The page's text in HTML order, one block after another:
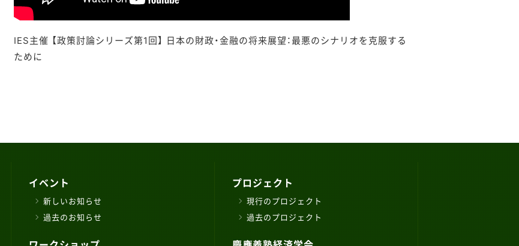
IES主催 【政策討論シリーズ第1回】 日本の財政・金融の将来展望：最悪のシナリオを克服する
ために
イベント
新しいお知らせ
過去のお知らせ
プロジェクト
現行のプロジェクト
過去のプロジェクト